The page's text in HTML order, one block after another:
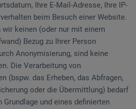
Ihre E-Mail-Adresse, Ihre IP-
beim Besuch einer Website.
keinen (oder nur mit einem
Bezug zu Ihrer Person
Anonymisierung, sind keine
Die Verarbeitung von
(bspw. das Erheben, das Abfragen,
oder die Übermittlung) bedarf
und eines definierten